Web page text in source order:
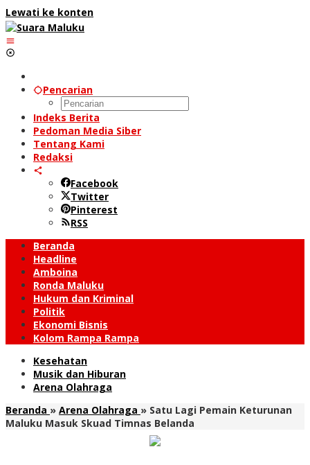
Lewati ke konten
Pencarian
Indeks Berita
Pedoman Media Siber
Tentang Kami
Redaksi
Facebook
Twitter
Pinterest
RSS
Beranda
Headline
Amboina
Ronda Maluku
Hukum dan Kriminal
Politik
Ekonomi Bisnis
Kolom Rampa Rampa
Kesehatan
Musik dan Hiburan
Arena Olahraga
Beranda » Arena Olahraga » Satu Lagi Pemain Keturunan
Maluku Masuk Skuad Timnas Belanda